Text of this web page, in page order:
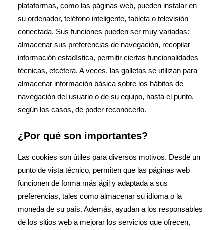
plataformas, como las páginas web, pueden instalar en
su ordenador, teléfono inteligente, tableta o televisión
conectada. Sus funciones pueden ser muy variadas:
almacenar sus preferencias de navegación, recopilar
información estadística, permitir ciertas funcionalidades
técnicas, etcétera. A veces, las galletas se utilizan para
almacenar información básica sobre los hábitos de
navegación del usuario o de su equipo, hasta el punto,
según los casos, de poder reconocerlo.
¿Por qué son importantes?
Las cookies son útiles para diversos motivos. Desde un
punto de vista técnico, permiten que las páginas web
funcionen de forma más ágil y adaptada a sus
preferencias, tales como almacenar su idioma o la
moneda de su país. Además, ayudan a los responsables
de los sitios web a mejorar los servicios que ofrecen,